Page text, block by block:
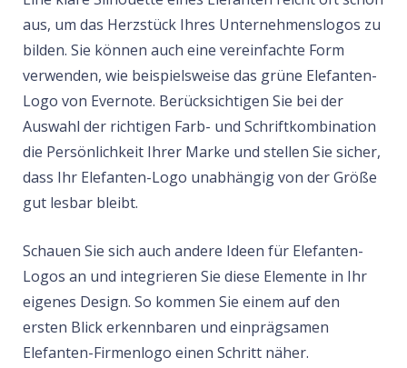
aus, um das Herzstück Ihres Unternehmenslogos zu
bilden. Sie können auch eine vereinfachte Form
verwenden, wie beispielsweise das grüne Elefanten-
Logo von Evernote. Berücksichtigen Sie bei der
Auswahl der richtigen Farb- und Schriftkombination
die Persönlichkeit Ihrer Marke und stellen Sie sicher,
dass Ihr Elefanten-Logo unabhängig von der Größe
gut lesbar bleibt.
Schauen Sie sich auch andere Ideen für Elefanten-
Logos an und integrieren Sie diese Elemente in Ihr
eigenes Design. So kommen Sie einem auf den
ersten Blick erkennbaren und einprägsamen
Elefanten-Firmenlogo einen Schritt näher.